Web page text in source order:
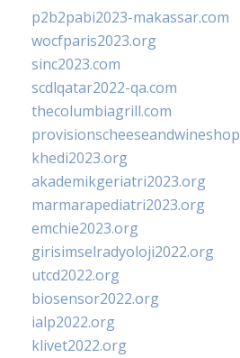
p2b2pabi2023-makassar.com
wocfparis2023.org
sinc2023.com
scdlqatar2022-qa.com
thecolumbiagrill.com
khedi2023.org
akademikgeriatri2023.org
marmarapediatri2023.org
emchie2023.org
girisimselradyoloji2022.org
utcd2022.org
biosensor2022.org
ialp2022.org
klivet2022.org